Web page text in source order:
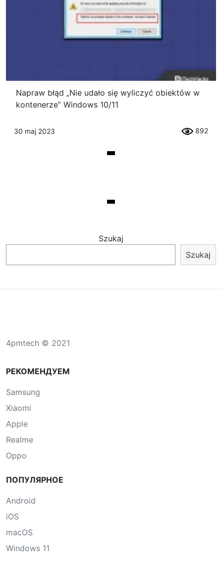
Napraw błąd „Nie udało się wyliczyć obiektów w
kontenerze” Windows 10/11
30 maj 2023 892
Szukaj
Szukaj
4pmtech © 2021
РЕКОМЕНДУЕМ
Samsung
Xiaomi
Apple
Realme
Oppo
ПОПУЛЯРНОЕ
Android
iOS
macOS
Windows 11